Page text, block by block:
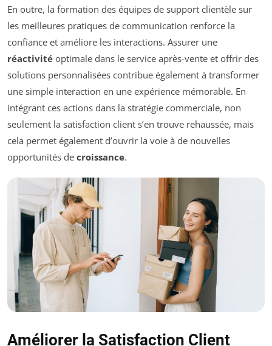
En outre, la formation des équipes de support clientèle sur
les meilleures pratiques de communication renforce la
confiance et améliore les interactions. Assurer une
réactivité optimale dans le service après-vente et offrir des
solutions personnalisées contribue également à transformer
une simple interaction en une expérience mémorable. En
intégrant ces actions dans la stratégie commerciale, non
seulement la satisfaction client s’en trouve rehaussée, mais
cela permet également d’ouvrir la voie à de nouvelles
opportunités de croissance.
Améliorer la Satisfaction Client